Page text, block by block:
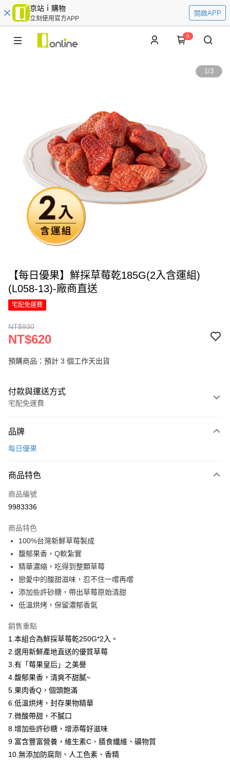
京站ｉ購物
立刻使用官方APP
開啟APP
0
1/3
【每日優果】鮮採草莓乾185G(2入含運組)
(L058-13)-廠商直送
宅配免運費
NT$930
NT$620
預購商品：預計 3 個工作天出貨
付款與運送方式
宅配免運費
信用卡一次付款
Apple Pay
街口支付
Google Pay
全盈+PAY
大哥付你分期
相關說明
【大哥付你分期使用說明】
1.本服務由台灣大哥大提供，台灣大哥大用戶可立即使用無須另外申請。
流程，驗證手機門號後，選擇欲分期的期數、繳款截止日，確認付款後即完
成交易。
3.實際核准額度、可分期數及費用金額請依後續交易確認頁面所載為準。
4.訂單成立30分鐘內，如未前往確認交易或遇審核未通過，訂單將自動取
消。如遇「轉專審核」未通過狀況，表示未達大哥付你分期系統評分，恕無
法說明評估內容。
【繳款方式說明】
1.分期款項不併入電信帳單，「大哥付你分期」於每月結算日後寄送繳費提
2.透過簡訊連結打開帳單後，可選擇「超商條碼／台灣大直營門市／銀行轉
帳／街口支付／iPASS MONEY」等通路繳費。
【注意事項】
1.本服務係由「台灣大哥大股份有限公司」（以下簡稱本公司）所提供，讓
用戶於交易時，得透過本服務購買商品或服務，並由商店將買賣／分期付款
AFTEE先享後付
【關於「AFTEE先享後付」】
AFTEE先享後付是「在收到商品之後才付款」的支付方式。 讓您購物簡單
１．簡單：不需註冊會員、不需綁卡、不需儲值。
２．便利：只要手機號碼，簡訊認證，即可結帳。
３．安心：先確認商品／服務後，再付款。
【「AFTEE先享後付」結帳流程】
１．於結帳方式選擇「AFTEE先享後付」後，將跳轉至「AFTEE先享後付」
２．訂單成立數日內，您將收到繳費通知簡訊。
３．收到繳費通知簡訊後14天內，點擊此簡訊中的連結，可透過四大超商／
ATM／網路銀行／等多元方式進行付款，方視為交易完成。
※ 請注意：結帳手續完成當下不需立刻繳費，但若您需要取消訂單，請聯絡
購買商品的店家。未經商家同意取消之訂單仍視為有效，需透過AFTEE先享
ATM付款
運送方式
免運優惠
免運費
每日優果-常溫宅配
品牌
每日優果
商品特色
商品編號
9983336
商品特色
100%台灣新鮮草莓製成
馥郁果香，Q軟紮實
精華濃縮，吃得到整顆草莓
戀愛中的酸甜滋味，忍不住一嚐再嚐
添加些許砂糖，帶出草莓原始清甜
低溫烘烤，保留濃郁香氣
銷售重點
1.本組合為鮮採草莓乾250G*2入。
2.選用新鮮產地直送的優質草莓
3.有「莓果皇后」之美譽
4.馥郁果香，清爽不甜膩~
5.果肉香Q，個頭飽滿
6.低溫烘烤，封存果物精華
7.微酸帶甜，不膩口
8.增加些許砂糖，增添莓好滋味
9.富含豐富營養，維生素C、膳食纖維、礦物質
10.無添加防腐劑、人工色素、香精